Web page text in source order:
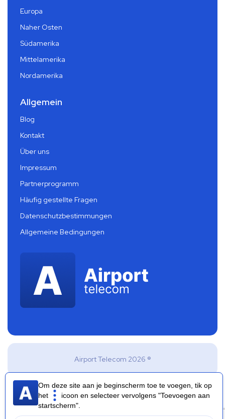
Europa
Naher Osten
Südamerika
Mittelamerika
Nordamerika
Allgemein
Blog
Kontakt
Über uns
Impressum
Partnerprogramm
Häufig gestellte Fragen
Datenschutzbestimmungen
Allgemeine Bedingungen
Airport Telecom 2026 ®
Om deze site aan je beginscherm toe te voegen, tik op
het
icoon en selecteer vervolgens "Toevoegen aan
startscherm".